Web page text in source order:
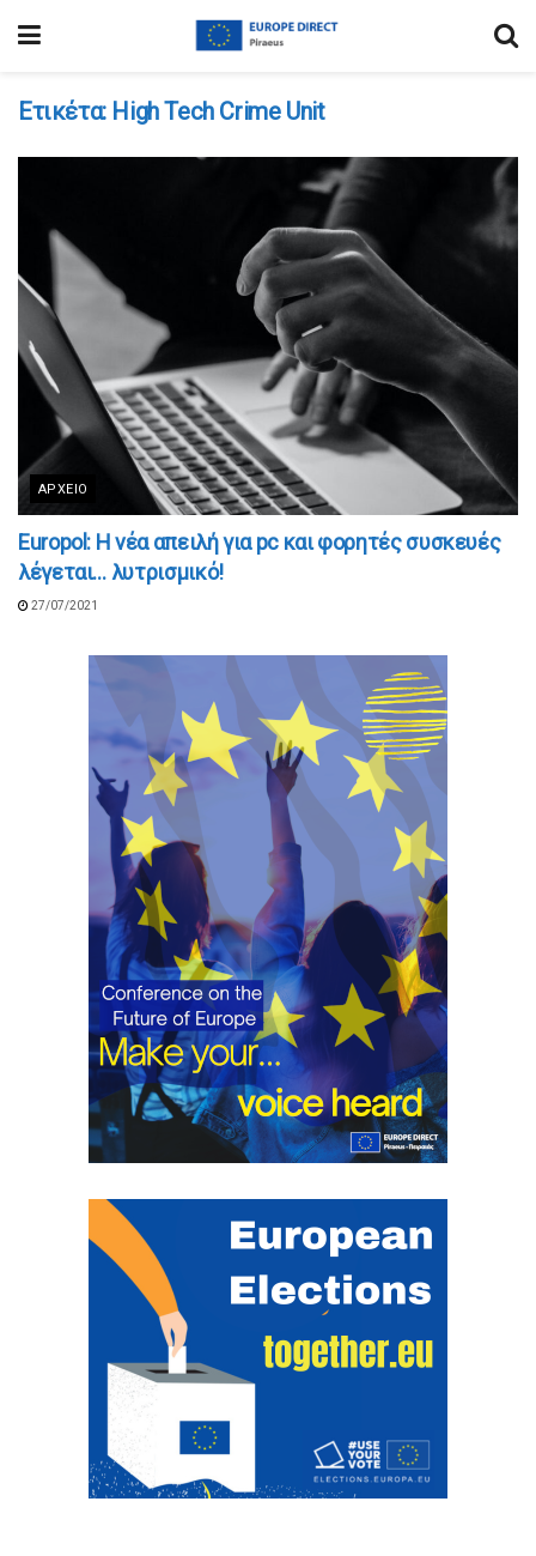
Ετικέτα: High Tech Crime Unit
ΑΡΧΕΊΟ
Europol: Η νέα απειλή για pc και φορητές συσκευές
λέγεται… λυτρισμικό!
27/07/2021